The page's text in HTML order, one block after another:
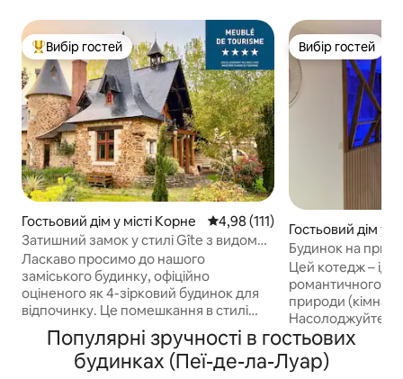
Топ вибір гостей
Вибір гостей
Гостьовий дім у місті Корне Середня оцінка: 4,98 з 5,
4,98 (111)
Затишний замок у стилі Gîte з видом
на ставок
Ласкаво просимо до нашого
заміського будинку, офіційно
оціненого як 4-зірковий будинок для
відпочинку. Це помешкання в стилі
замку ідеально поєднує в собі
історичний характер із сучасними
зручностями для вашого перебування.
Вибір гостей
Вибір гостей
Гостьовий дім у
é
Будинок на
Neuf
Цей котедж –
романтичного
природи
Насолоджуйтеся
спокійною
відновити сили
дня піших
Популярні зручності в гостьових
будинках (Пеї-де-ла-Луар)